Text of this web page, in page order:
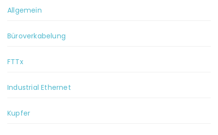
Allgemein
Büroverkabelung
FTTx
Industrial Ethernet
Kupfer